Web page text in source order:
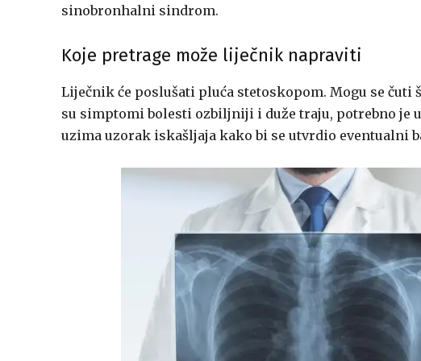
sinobronhalni sindrom.
Koje pretrage može liječnik napraviti
Liječnik će poslušati pluća stetoskopom. Mogu se
su simptomi bolesti ozbiljniji i duže traju, potrebno je
uzima uzorak iskašljaja kako bi se utvrdio eventualni